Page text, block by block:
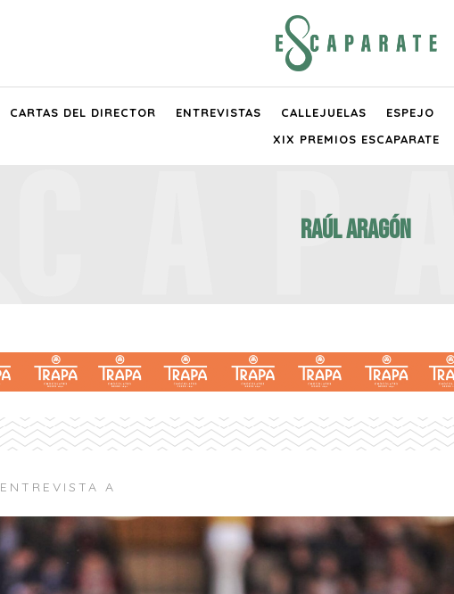
CARTAS DEL DIRECTOR ENTREVISTAS CALLEJUELAS ESPEJO
XIX PREMIOS ESCAPARATE
RAÚL ARAGÓN
ENTREVISTA A